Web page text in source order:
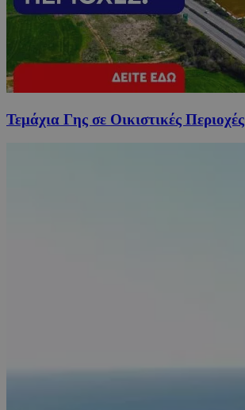
Τεμάχια Γης σε Οικιστικές Περιοχές